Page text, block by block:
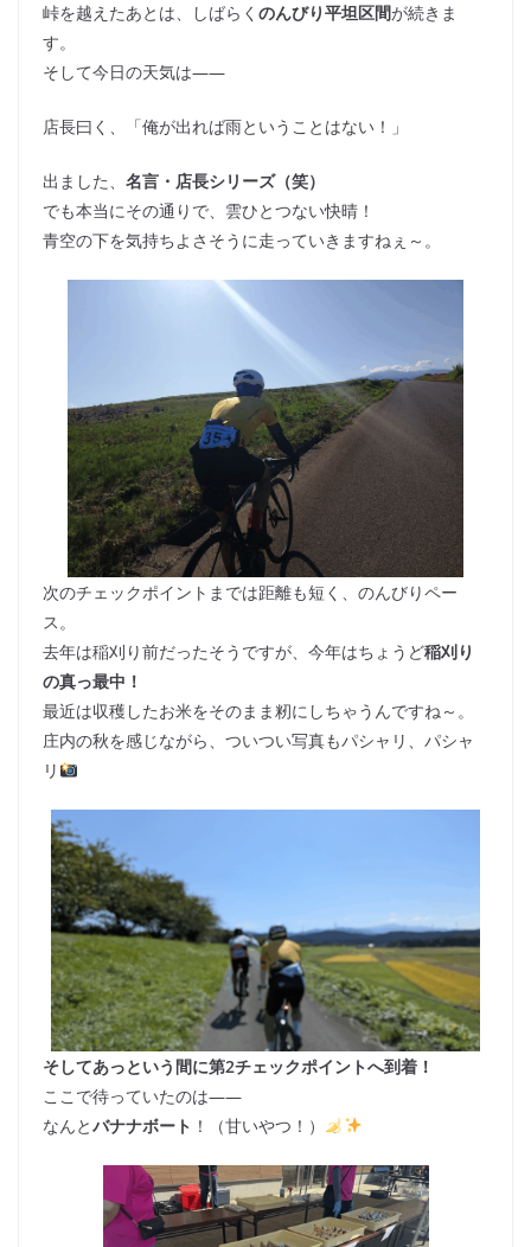
峠を越えたあとは、しばらく のんびり平坦区間が続きま
す。
そして今日の天気は――
店長曰く、「俺が出れば雨ということはない！」
出ました、 名言・店長シリーズ（笑）
でも本当にその通りで、雲ひとつない快晴！
青空の下を気持ちよさそうに走っていきますねぇ～。
次のチェックポイントまでは距離も短く、のんびりペー
ス。
去年は稲刈り前だったそうですが、今年はちょうど稲刈り
の真っ最中！
最近は収穫したお米をそのまま籾にしちゃうんですね～。
庄内の秋を感じながら、ついつい写真もパシャリ、パシャ
リ
そしてあっという間に第2チェックポイントへ到着！
ここで待っていたのは――
なんとバナナボート ！（甘いやつ！）